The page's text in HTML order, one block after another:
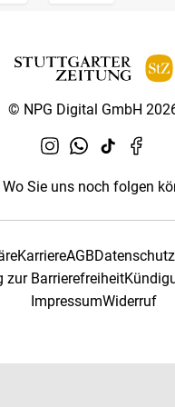
© NPG Digital GmbH
Wo Sie uns noch folgen
KarriereAGBDatenschutz
zur Barrierefreiheit
ImpressumWiderruf